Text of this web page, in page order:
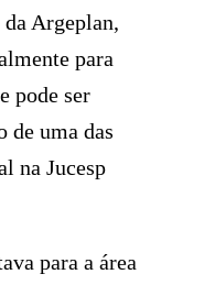
Argeplan,
para
pode ser
de uma das
na Jucesp
para a área